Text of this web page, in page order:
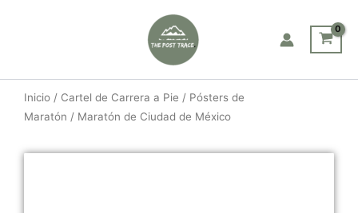
Inicio / Cartel de Carrera a Pie / Pósters de
Maratón / Maratón de Ciudad de México